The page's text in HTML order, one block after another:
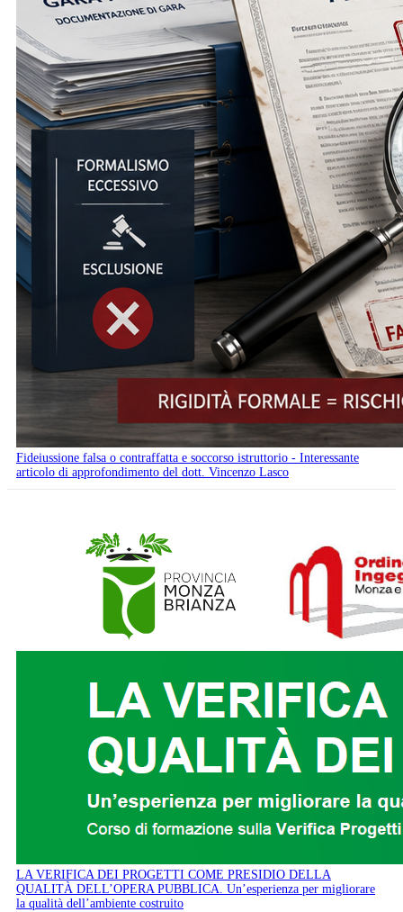
Fideiussione falsa o contraffatta e soccorso istruttorio - Interessante
articolo di approfondimento del dott. Vincenzo Lasco
LA VERIFICA DEI PROGETTI COME PRESIDIO DELLA
QUALITÀ DELL’OPERA PUBBLICA. Un’esperienza per migliorare
la qualità dell’ambiente costruito